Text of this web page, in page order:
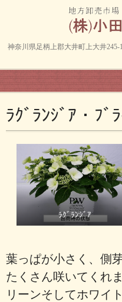
神奈川県足柄上郡大井町上大井
ﾗｸﾞﾗﾝｼﾞｱ・ﾌﾞ
ﾗｸﾞﾗﾝｼﾞｱ
葉っぱが小さく、側
たくさん咲いてくれ
リーンそしてホワイ